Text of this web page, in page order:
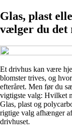
Glas, plast
vælger du det
Et drivhus kan være
blomster trives, og
efteråret. Men før du
vigtigste valg: Hvilket
Glas, plast og
rigtige valg afhænger
drivhuset.